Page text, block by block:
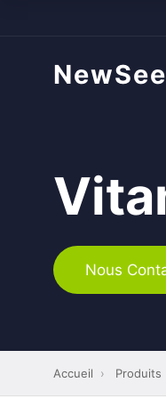
Nous
Accueil › Produits